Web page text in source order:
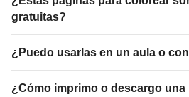
gratuitas?
¿Puedo usarlas en un aula o
¿Cómo imprimo o descargo una